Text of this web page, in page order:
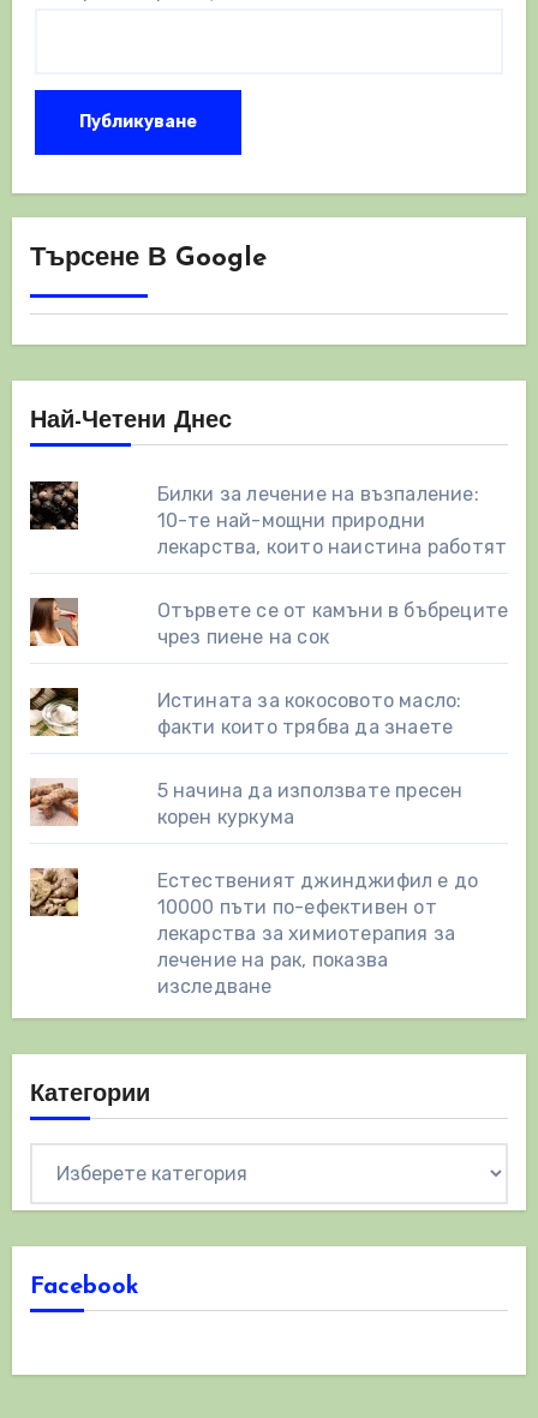
Търсене В Google
Най-Четени Днес
Билки за лечение на възпаление:
10-те най-мощни природни
лекарства, които наистина работят
Отървете се от камъни в бъбреците
чрез пиене на сок
Истината за кокосовото масло:
факти които трябва да знаете
5 начина да използвате пресен
корен куркума
Естественият джинджифил е до
10000 пъти по-ефективен от
лекарства за химиотерапия за
лечение на рак, показва
изследване
Категории
Facebook